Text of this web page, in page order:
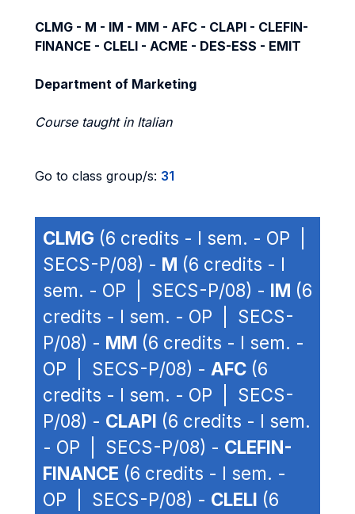
CLMG - M - IM - MM - AFC - CLAPI - CLEFIN-
FINANCE - CLELI - ACME - DES-ESS - EMIT
Department of Marketing
Course taught in Italian
Go to class group/s: 31
CLMG (6 credits - I sem. - OP |
SECS-P/08) - M (6 credits - I
sem. - OP | SECS-P/08) - IM (6
credits - I sem. - OP | SECS-
P/08) - MM (6 credits - I sem. -
OP | SECS-P/08) - AFC (6
credits - I sem. - OP | SECS-
P/08) - CLAPI (6 credits - I sem.
- OP | SECS-P/08) - CLEFIN-
FINANCE (6 credits - I sem. -
OP | SECS-P/08) - CLELI (6